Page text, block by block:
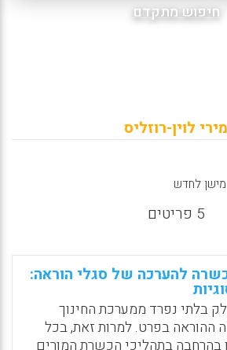
חיפוש מתקדם
מירי לוין-רוזליס
מישן לחדש
5 פריטים
להערכה של סגלי הוראה:
בלתי נפרד ממערכת החינוך
ההוראה בפרט. למרות זאת, בכל